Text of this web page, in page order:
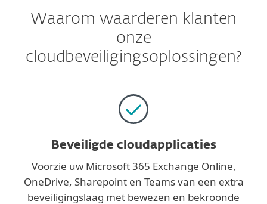
Waarom waarderen klanten
onze
cloudbeveiligingsoplossingen?
Beveiligde cloudapplicaties
Voorzie uw Microsoft 365 Exchange Online,
OneDrive, Sharepoint en Teams van een extra
beveiligingslaag met bewezen en bekroonde